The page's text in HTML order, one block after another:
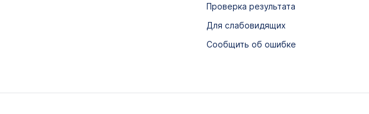
Проверка результата
Для слабовидящих
Сообщить об ошибке